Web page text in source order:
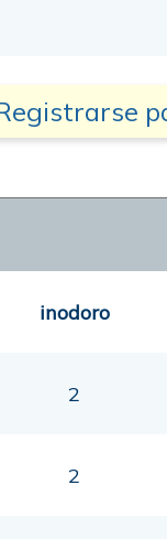
inodoro
2
2